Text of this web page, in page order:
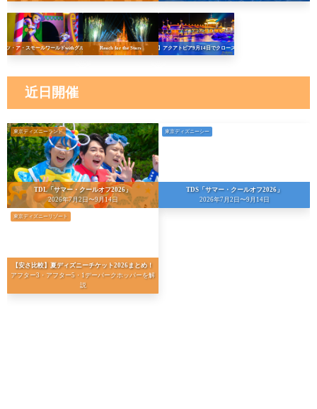
ッツ・ア・スモールワールドwithグルート Reach for the Stars 【悲報】アクアトピア9月14日でクローズへ…！
近日開催
東京ディズニーランド
TDL「サマー・クールオフ2026」
2026年7月2日〜9月14日
東京ディズニーシー
TDS「サマー・クールオフ2026」
2026年7月2日〜9月14日
東京ディズニーリゾート
【安さ比較】夏ディズニーチケット2026まとめ！
アフター3・アフター5・1デーパークホッパーを解
説